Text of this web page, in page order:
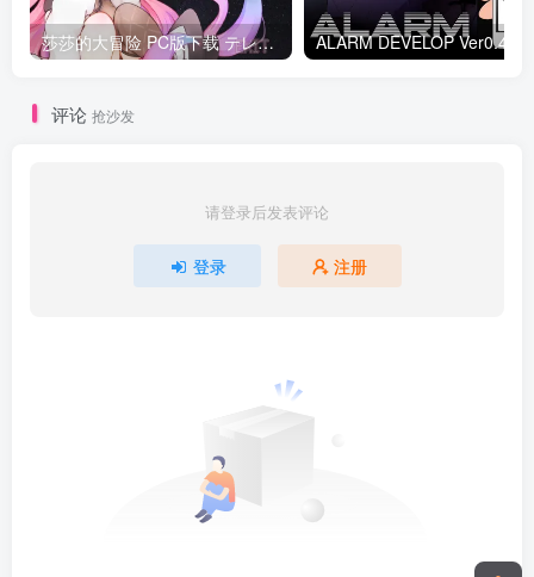
莎莎的大冒险 PC版下载 テレサちゃんミニゲーム! 莎莎あどべんちゃー
评论 抢沙发
请登录后发表评论
登录 注册